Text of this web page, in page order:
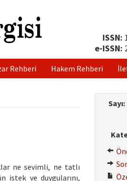
ISSN:
e-ISSN:
Rehberi Hakem Rehberi
ne sevimli, ne tatlı
ve duygularını,
Sayı: